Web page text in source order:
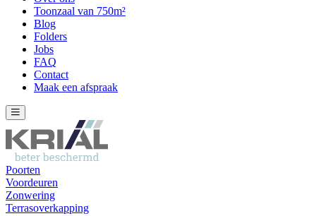
Toonzaal van 750m²
Blog
Folders
Jobs
FAQ
Contact
Maak een afspraak
Poorten
Voordeuren
Zonwering
Terrasoverkapping